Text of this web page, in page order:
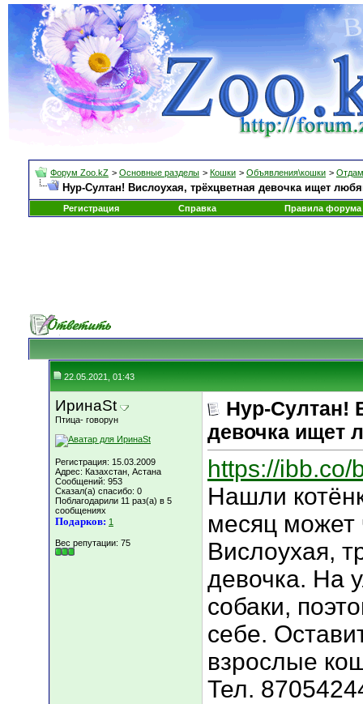
Форум Zoo.kZ > Основные разделы > Кошки > Объявления\кошки > Отдам
Нур-Султан! Вислоухая, трёхцветная девочка ищет
Регистрация Справка Правила форума
22.05.2021, 01:43
ИринаSt
Птица- говорун
Регистрация: 15.03.2009
Адрес: Казахстан, Астана
Сообщений: 953
Сказал(а) спасибо: 0
Поблагодарили 11 раз(а) в 5
сообщениях
Подарков: 1
Вес репутации: 75
Нур-Султан!
девочка ищет
https://ibb.co/
Нашли
месяц может
Вислоухая,
девочка. На
собаки,
себе.
взрослые
Тел.